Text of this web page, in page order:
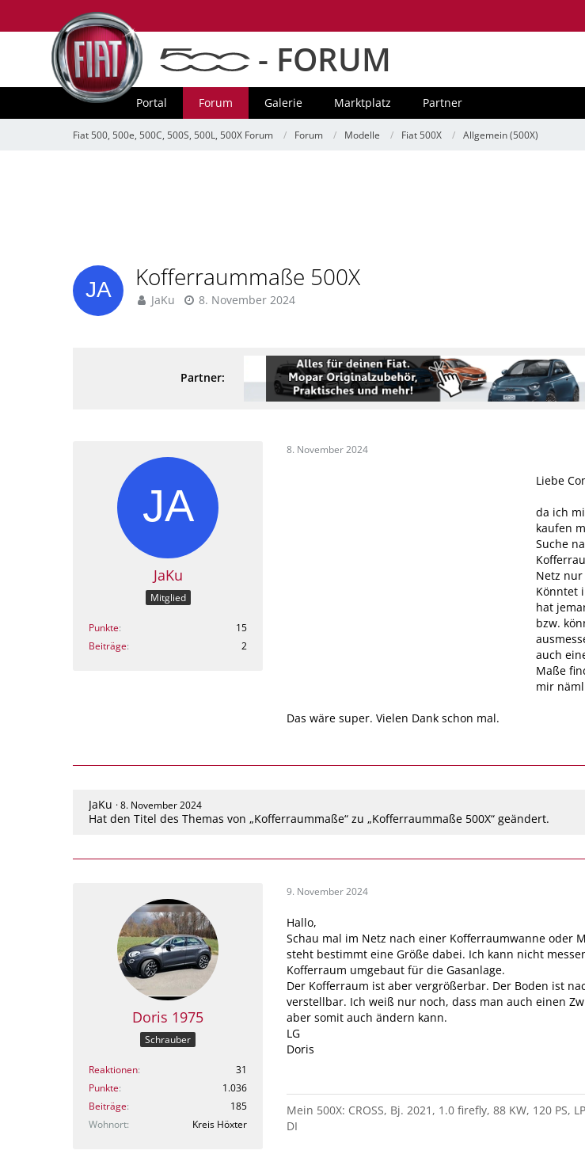
- FORUM
Portal Forum Galerie Marktplatz Partner
Fiat 500, 500e, 500C, 500S, 500L, 500X Forum Forum Modelle Fiat 500X Allgemein (500X)
Kofferraummaße 500X
JaKu 8. November 2024
Partner:
JaKu
Mitglied
Punkte
15
Beiträge
2
8. November 2024
Liebe
da ich
kaufen
Suche
Netz
Könntet
hat
bzw.
auch
Maße
mir
Das wäre super. Vielen Dank schon mal.
JaKu 8. November 2024
Hat den Titel des Themas von „Kofferraummaße“ zu „Kofferraummaße 500X“ geändert.
Doris 1975
Schrauber
Reaktionen
31
Punkte
1.036
Beiträge
185
Wohnort
Kreis Höxter
9. November 2024
Hallo,
Schau mal im Netz nach einer Kofferraumwanne oder
steht bestimmt eine Größe dabei. Ich kann nicht
Kofferraum umgebaut für die Gasanlage.
Der Kofferraum ist aber vergrößerbar. Der Boden ist
verstellbar. Ich weiß nur noch, dass man auch einen
aber somit auch ändern kann.
LG
Doris
Mein 500X: CROSS, Bj. 2021, 1.0 firefly, 88 KW, 120 PS,
DI